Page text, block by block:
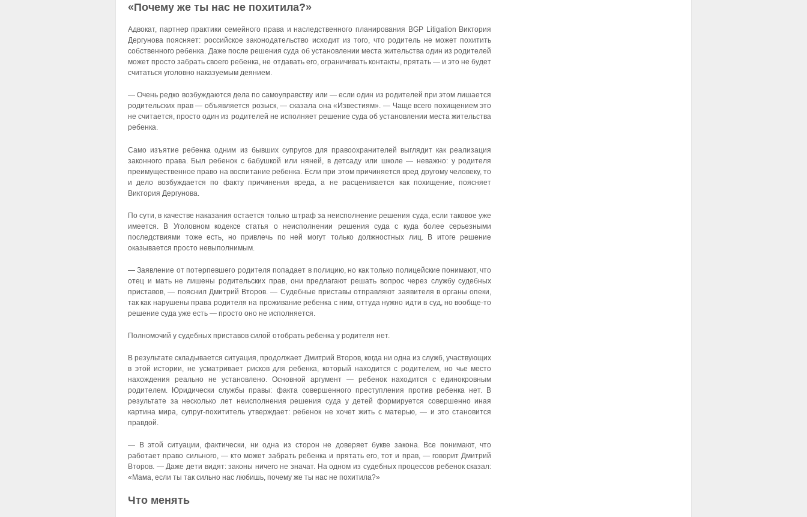
«Почему же ты нас не похитила?»
Адвокат, партнер практики семейного права и наследственного планирования BGP Litigation Виктория
Дергунова поясняет: российское законодательство исходит из того, что родитель не может похитить
собственного ребенка. Даже после решения суда об установлении места жительства один из родителей
может просто забрать своего ребенка, не отдавать его, ограничивать контакты, прятать — и это не будет
считаться уголовно наказуемым деянием.
— Очень редко возбуждаются дела по самоуправству или — если один из родителей при этом лишается
родительских прав — объявляется розыск, — сказала она «Известиям». — Чаще всего похищением это
не считается, просто один из родителей не исполняет решение суда об установлении места жительства
ребенка.
Само изъятие ребенка одним из бывших супругов для правоохранителей выглядит как реализация
законного права. Был ребенок с бабушкой или няней, в детсаду или школе — неважно: у родителя
преимущественное право на воспитание ребенка. Если при этом причиняется вред другому человеку, то
и дело возбуждается по факту причинения вреда, а не расценивается как похищение, поясняет
Виктория Дергунова.
По сути, в качестве наказания остается только штраф за неисполнение решения суда, если таковое уже
имеется. В Уголовном кодексе статья о неисполнении решения суда с куда более серьезными
последствиями тоже есть, но привлечь по ней могут только должностных лиц. В итоге решение
оказывается просто невыполнимым.
— Заявление от потерпевшего родителя попадает в полицию, но как только полицейские понимают, что
отец и мать не лишены родительских прав, они предлагают решать вопрос через службу судебных
приставов, — пояснил Дмитрий Второв. — Судебные приставы отправляют заявителя в органы опеки,
так как нарушены права родителя на проживание ребенка с ним, оттуда нужно идти в суд, но вообще-то
решение суда уже есть — просто оно не исполняется.
Полномочий у судебных приставов силой отобрать ребенка у родителя нет.
В результате складывается ситуация, продолжает Дмитрий Второв, когда ни одна из служб, участвующих
в этой истории, не усматривает рисков для ребенка, который находится с родителем, но чье место
нахождения реально не установлено. Основной аргумент — ребенок находится с единокровным
родителем. Юридически службы правы: факта совершенного преступления против ребенка нет. В
результате за несколько лет неисполнения решения суда у детей формируется совершенно иная
картина мира, супруг-похититель утверждает: ребенок не хочет жить с матерью, — и это становится
правдой.
— В этой ситуации, фактически, ни одна из сторон не доверяет букве закона. Все понимают, что
работает право сильного, — кто может забрать ребенка и прятать его, тот и прав, — говорит Дмитрий
Второв. — Даже дети видят: законы ничего не значат. На одном из судебных процессов ребенок сказал:
«Мама, если ты так сильно нас любишь, почему же ты нас не похитила?»
Что менять